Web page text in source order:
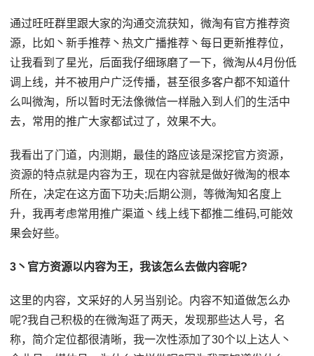
通过旺旺群里跟大家的沟通交流获知，微淘有官方推荐资
源，比如丶新手推荐丶热文广播推荐丶每日更新推荐位，
让我看到了星光，后面我仔细琢磨了一下，微淘从4月份低
调上线，并不被用户广泛传播，甚至很多客户都不知道什
么叫微淘，所以暂时无法像微信一样融入到人们的生活中
去，常用的推广大家都试过了，效果不大。
我看出了门道，内测期，最佳的路应该是深挖官方资源，
资源的特点就是内容为王，现在内容就是做好微淘的根本
所在，决定在这方面下功夫;后期公测，等微淘知名度上
升，我再考虑常用推广渠道丶线上线下都推二维码,可能效
果会好些。
3丶官方资源以内容为王，我该怎么去做内容呢?
这里的内容，文采好的人另当别论。内容不知道做怎么办
呢?我自己积极的在微淘逛了两天，发现那些达人号，名
称，简介定位都很清晰，我一次性添加了30个以上达人丶